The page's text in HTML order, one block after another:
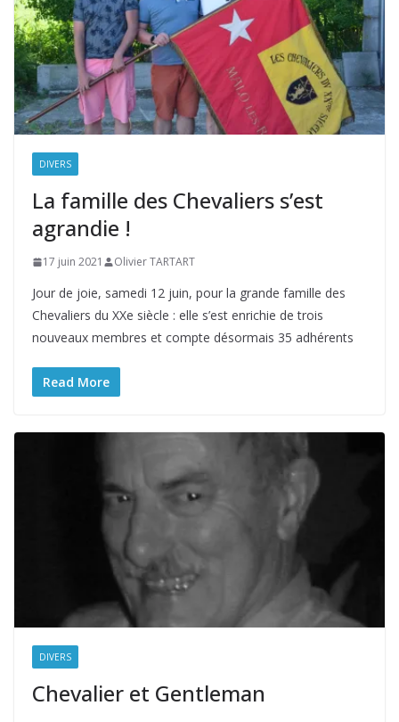
DIVERS
La famille des Chevaliers s’est
agrandie !
17 juin 2021 Olivier TARTART
Jour de joie, samedi 12 juin, pour la grande famille des
Chevaliers du XXe siècle : elle s’est enrichie de trois
nouveaux membres et compte désormais 35 adhérents
Read More
DIVERS
Chevalier et Gentleman